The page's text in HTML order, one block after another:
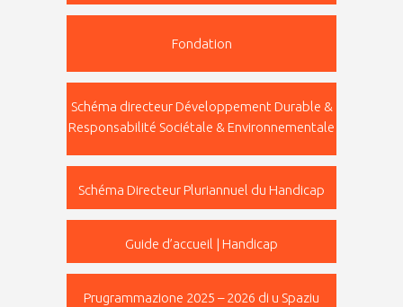
Fondation
Schéma directeur Développement Durable &
Responsabilité Sociétale & Environnementale
Schéma Directeur Pluriannuel du Handicap
Guide d’accueil | Handicap
Prugrammazione 2025 – 2026 di u Spaziu